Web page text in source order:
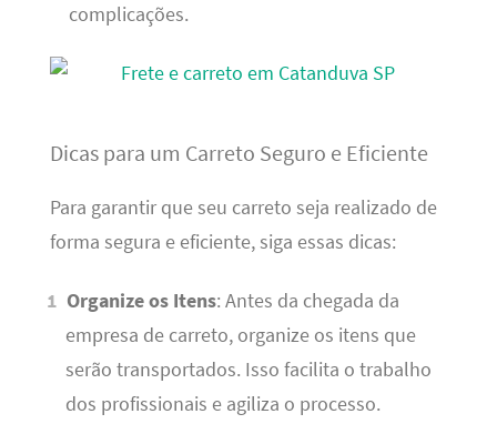
complicações.
Dicas para um Carreto Seguro e Eficiente
Para garantir que seu carreto seja realizado de
forma segura e eficiente, siga essas dicas:
Organize os Itens: Antes da chegada da
empresa de carreto, organize os itens que
serão transportados. Isso facilita o trabalho
dos profissionais e agiliza o processo.